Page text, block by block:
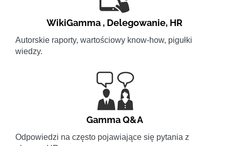
WikiGamma , Delegowanie, HR
Autorskie raporty, wartościowy know-how, pigułki
wiedzy.
Gamma Q&A
Odpowiedzi na często pojawiające się pytania z